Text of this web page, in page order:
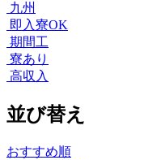
九州
即入寮OK
期間工
寮あり
高収入
並び替え
おすすめ順